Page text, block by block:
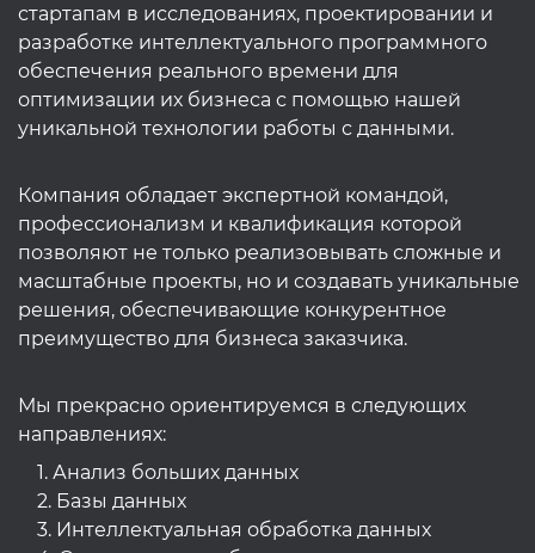
стартапам в исследованиях, проектировании и
разработке интеллектуального программного
обеспечения реального времени для
оптимизации их бизнеса с помощью нашей
уникальной технологии работы с данными.
Компания обладает экспертной командой,
профессионализм и квалификация которой
позволяют не только реализовывать сложные и
масштабные проекты, но и создавать уникальные
решения, обеспечивающие конкурентное
преимущество для бизнеса заказчика.
Мы прекрасно ориентируемся в следующих
направлениях:
1. Анализ больших данных
2. Базы данных
3. Интеллектуальная обработка данных